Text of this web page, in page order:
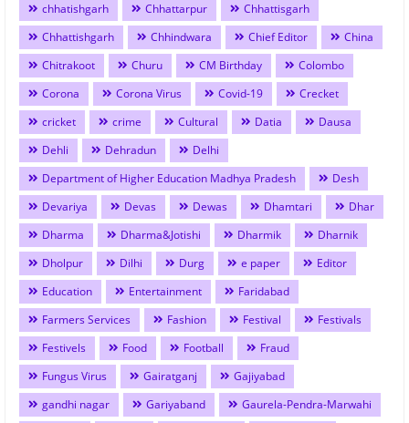
chhatishgarh Chhattarpur
Chhattisgarh
Chhattishgarh
Chhindwara Chief Editor
China
Chitrakoot
Churu CM Birthday
Colombo
Corona
Corona Virus Covid-19
Crecket
cricket
crime Cultural Datia
Dausa
Dehli
Dehradun
Delhi
Department of Higher Education Madhya Pradesh
Desh
Devariya
Devas Dewas Dhamtari
Dhar
Dharma
Dharma&Jotishi Dharmik
Dharnik
Dholpur
Dilhi Durg e paper
Editor
Education
Entertainment
Faridabad
Farmers Services
Fashion Festival
Festivals
Festivels
Food Football
Fraud
Fungus Virus
Gairatganj
Gajiyabad
gandhi nagar
Gariyaband
Gaurela-Pendra-Marwahi